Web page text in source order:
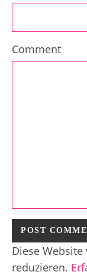
Comment
Diese
reduzieren.